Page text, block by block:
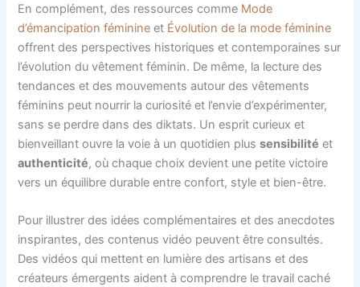
En complément, des ressources comme Mode
d’émancipation féminine et Évolution de la mode féminine
offrent des perspectives historiques et contemporaines sur
l’évolution du vêtement féminin. De même, la lecture des
tendances et des mouvements autour des vêtements
féminins peut nourrir la curiosité et l’envie d’expérimenter,
sans se perdre dans des diktats. Un esprit curieux et
bienveillant ouvre la voie à un quotidien plussensibilité et
authenticité, où chaque choix devient une petite victoire
vers un équilibre durable entre confort, style et bien-être.
Pour illustrer des idées complémentaires et des anecdotes
inspirantes, des contenus vidéo peuvent être consultés.
Des vidéos qui mettent en lumière des artisans et des
créateurs émergents aident à comprendre le travail caché